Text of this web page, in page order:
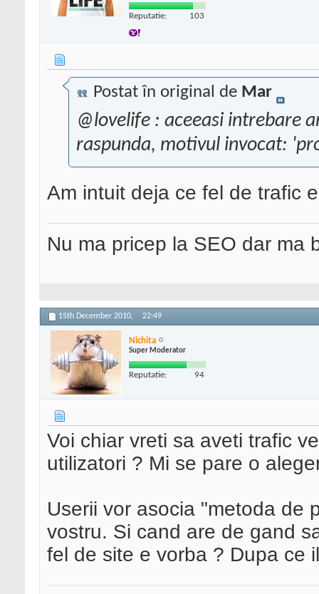
Reputatie: 103
Postat în original de Mar
@lovelife : aceeasi intrebare
raspunda, motivul invocat:
Am intuit deja ce fel de trafic
Nu ma pricep la SEO dar ma
15th December 2010, 22:49
Nichita
Super Moderator
Reputatie: 94
Voi chiar vreti sa aveti trafic
utilizatori ? Mi se pare o
Userii vor asocia "metoda de
vostru. Si cand are de gand
fel de site e vorba ? Dupa ce